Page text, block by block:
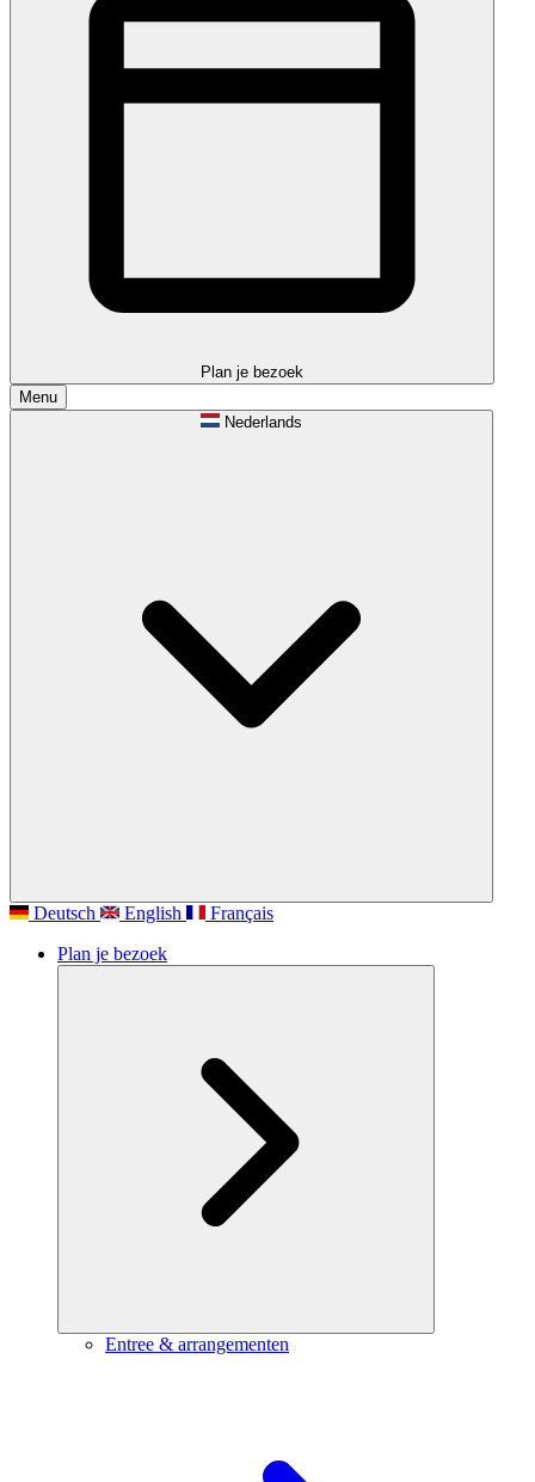
Plan je bezoek
Menu
Nederlands
Deutsch English
Français
Plan je bezoek
Entree & arrangementen